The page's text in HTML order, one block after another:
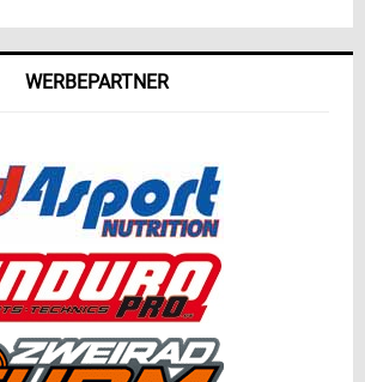
WERBEPARTNER